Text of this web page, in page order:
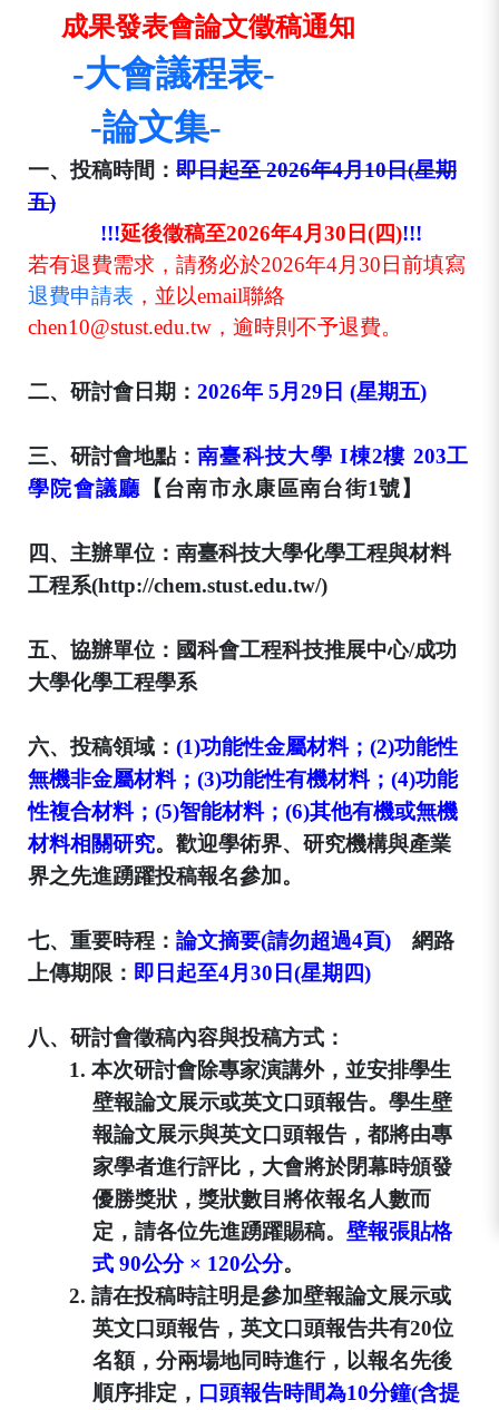
成果發表會論文徵稿通知
-大會議程表-
-論文集-
一、投稿時間： 即日起至 2026年4月10日(星期
五)
!!!延後徵稿至2026年4月30日(四)!!!
若有退費需求，請務必於2026年4月30日前填寫
退費申請表 ，並以email聯絡
chen10@stust.edu.tw，逾時則不予退費。
二、 研討會日期： 2026年 5月29 日 (星期五)
三、 研討會地點： 南臺科技大學 I棟2樓 203工
學院會議廳 【台南市永康區南台街1號】
四、 主辦單位： 南臺科技大學化學工程與材料
工程系(http://chem.stust.edu.tw/)
五、 協辦單位： 國科會工程科技推展中心/成功
大學化學工程學系
六、投稿領域： (1)功能性金屬材料； (2)功能性
無機非金屬材料； (3)功能性有機材料； (4)功能
性複合材料； (5)智能材料； (6)其他有機或無機
材料相關研究。 歡迎學術界、研究機構與產業
界之先進踴躍投稿報名參加。
七、 重要時程： 論文摘要(請勿超過4頁)
網路
上傳期限： 即日起至4月30 日(星期四)
八、 研討會徵稿內容與投稿方式：
1. 本次研討會除專家演講外，並安排學生
壁報論文展示或英文口頭報告。學生壁
報論文展示與英文口頭報告，都將由專
家學者進行評比，大會將於閉幕時頒發
優勝獎狀，獎狀數目將依報名人數而
定，請各位先進踴躍賜稿。 壁報張貼格
式 90公分 × 120公分。
2. 請在投稿時註明是參加壁報論文展示或
英文口頭報告 ，英文口頭報告共有20位
名額，分兩場地同時進行，以報名先後
順序排定， 口頭報告時間為10分鐘(含提